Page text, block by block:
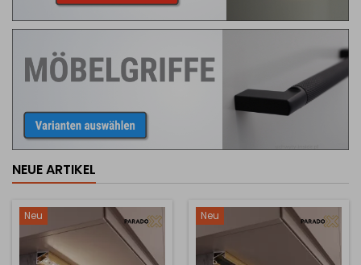
NEUE ARTIKEL
Neu Neu